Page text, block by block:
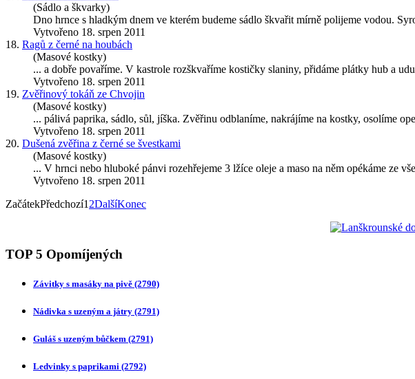
(Sádlo a škvarky)
Dno hrnce s hladkým dnem ve kterém budeme sádlo škvařit mírně polijeme vodou.
Vytvořeno 18. srpen 2011
18. Ragů z černé na houbách
(Masové kostky)
... a dobře povaříme. V kastrole rozškvaříme kostičky slaniny, přidáme plátky hub a
Vytvořeno 18. srpen 2011
19. Zvěřinový tokáň ze Chvojin
(Masové kostky)
... pálivá paprika, sádlo, sůl, jíška. Zvěřinu odblaníme, nakrájíme na kostky, osolíme
Vytvořeno 18. srpen 2011
20. Dušená zvěřina z černé se švestkami
(Masové kostky)
... V hrnci nebo hluboké pánvi rozehřejeme 3 lžíce oleje a maso na něm opékáme ze
Vytvořeno 18. srpen 2011
ZačátekPředchozí1 2DalšíKonec
TOP 5 Opomíjených
Závitky s masáky na pivě (2790)
Nádivka s uzeným a játry (2791)
Guláš s uzeným bůčkem (2791)
Ledvinky s paprikami (2792)